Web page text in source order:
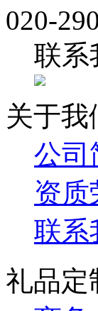
020-
联系
关于我
公司
资质
联系
礼品定